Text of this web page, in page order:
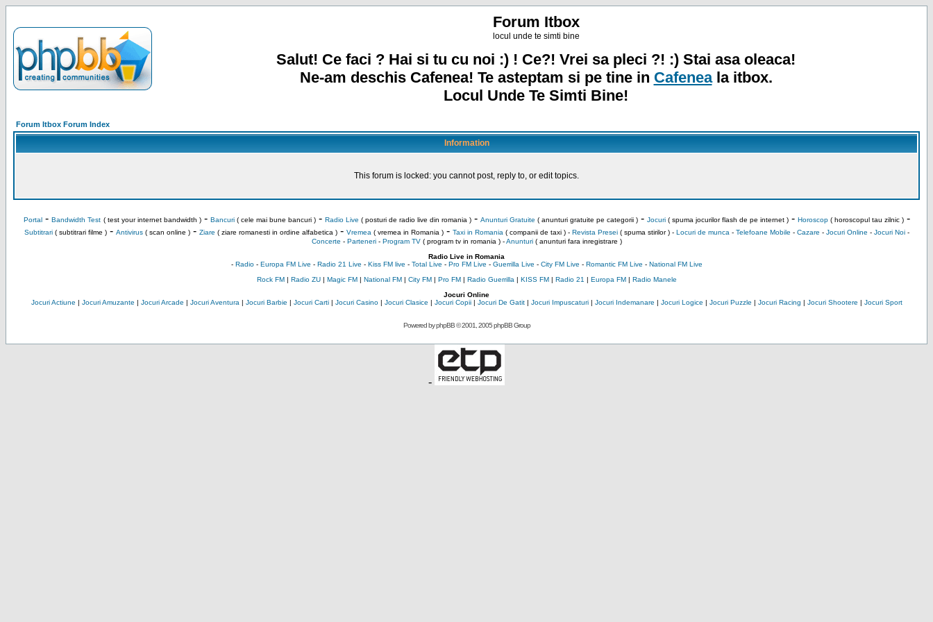
Forum Itbox
locul unde te simti bine
Salut! Ce faci ? Hai si tu cu noi :) ! Ce?! Vrei sa pleci ?! :) Stai asa oleaca!
Ne-am deschis Cafenea! Te asteptam si pe tine in Cafeneala itbox.
Locul Unde Te Simti Bine!
Forum Itbox Forum Index
Information
This forum is locked: you cannot post, reply to, or edit topics.
Portal- Bandwidth Test ( test your internet bandwidth )- Bancuri( cele mai bune bancuri )- Radio Live ( posturi de radio live din romania )- Anunturi Gratuite ( anunturi gratuite pe categorii )- Jocuri( spuma jocurilor flash de pe internet )- Horoscop( horoscopul tau zilnic )-
Subtitrari( subtitrari filme )- Antivirus( scan online )- Ziare ( ziare romanesti in ordine alfabetica )- Vremea ( vremea in Romania )- Taxi in Romania ( companii de taxi ) - Revista Presei( spuma stirilor ) - Locuri de munca - Telefoane Mobile - Cazare - Jocuri Online - Jocuri Noi-
Concerte - Parteneri- Program TV( program tv in romania )-Anunturi( anunturi fara inregistrare )
Radio Live in Romania
- Radio- Europa FM Live - Radio 21 Live - Kiss FM live - Total Live - Pro FM Live - Guerrilla Live - City FM Live - Romantic FM Live - National FM Live
Rock FM| Radio ZU| Magic FM| National FM| City FM| Pro FM| Radio Guerrilla | KISS FM| Radio 21 | Europa FM| Radio Manele
Jocuri Online
Jocuri Actiune | Jocuri Amuzante | Jocuri Arcade | Jocuri Aventura | Jocuri Barbie | Jocuri Carti| Jocuri Casino| Jocuri Clasice | Jocuri Copii| Jocuri De Gatit| Jocuri Impuscaturi| Jocuri Indemanare | Jocuri Logice | Jocuri Puzzle | Jocuri Racing | Jocuri Shootere | Jocuri Sport
Powered byphpBB© 2001, 2005 phpBB Group
-